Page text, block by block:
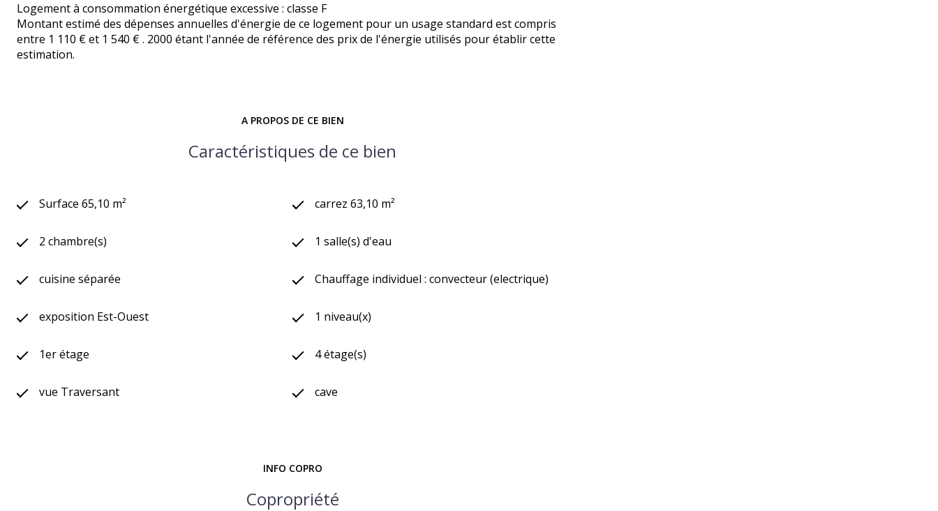
Logement à consommation énergétique excessive : classe F
Montant estimé des dépenses annuelles d'énergie de ce logement pour un usage standard est compris
entre 1 110 € et 1 540 € . 2000 étant l'année de référence des prix de l'énergie utilisés pour établir cette
estimation.
A PROPOS DE CE BIEN
Caractéristiques de ce bien
Surface 65,10 m² carrez 63,10 m²
2 chambre(s) 1 salle(s) d'eau
cuisine séparée Chauffage individuel : convecteur (electrique)
exposition Est-Ouest 1 niveau(x)
1er étage 4 étage(s)
vue Traversant cave
INFO COPRO
Copropriété